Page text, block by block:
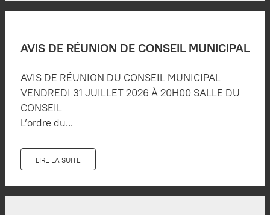
AVIS DE RÉUNION DE CONSEIL MUNICIPAL
AVIS DE RÉUNION DU CONSEIL MUNICIPAL
VENDREDI 31 JUILLET 2026 À 20H00 SALLE DU
CONSEIL
L’ordre du...
LIRE LA SUITE